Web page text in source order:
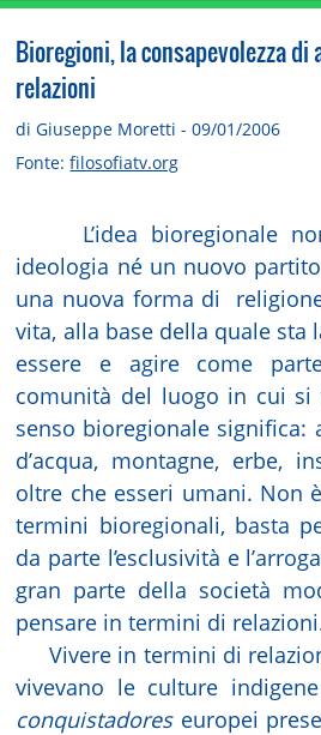
Bioregioni, la consapevolezza
relazioni
di Giuseppe Moretti - 09/01/2006
Fonte:filosofiatv.org
L’idea bioregionale
ideologia né un nuovo
una nuova forma di
vita, alla base della quale sta
essere e agire come
comunità del luogo in cui si
senso bioregionale significa:
d’acqua, montagne, erbe,
oltre che esseri umani. Non
termini bioregionali, basta
da parte l’esclusività e
gran parte della società
pensare in termini di
Vivere in termini di
vivevano le culture
conquistadoreseuropei